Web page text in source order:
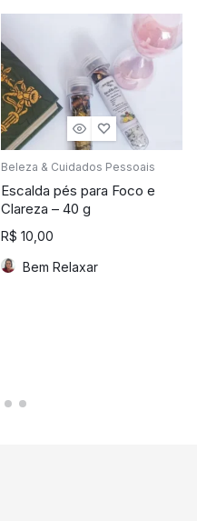
Beleza & Cuidados Pessoais
Escalda pés para Foco e
Clareza – 40 g
R$ 10,00
Bem Relaxar